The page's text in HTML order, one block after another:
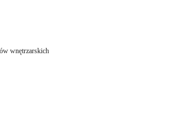
wnętrzarskich